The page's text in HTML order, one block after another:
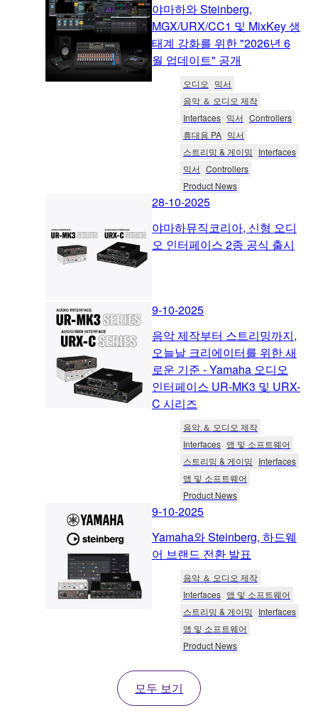
야마하와 Steinberg,
MGX/URX/CC1 및 MixKey 생
태계 강화를 위한 "2026년 6
월 업데이트" 공개
오디오
믹서
음악 ＆ 오디오 제작
Interfaces 믹서 Controllers
휴대용 PA 믹서
스트리밍 & 게이밍 Interfaces
믹서 Controllers
Product News
28-10-2025
야마하뮤직코리아, 신형 오디
오 인터페이스 2종 공식 출시
9-10-2025
음악 제작부터 스트리밍까지,
오늘날 크리에이터를 위한 새
로운 기준 - Yamaha 오디오
인터페이스 UR-MK3 및 URX-
C 시리즈
음악 ＆ 오디오 제작
Interfaces 앱 및 소프트웨어
스트리밍 & 게이밍 Interfaces
앱 및 소프트웨어
Product News
9-10-2025
Yamaha와 Steinberg, 하드웨
어 브랜드 전환 발표
음악 ＆ 오디오 제작
Interfaces 앱 및 소프트웨어
스트리밍 & 게이밍 Interfaces
앱 및 소프트웨어
Product News
모두 보기